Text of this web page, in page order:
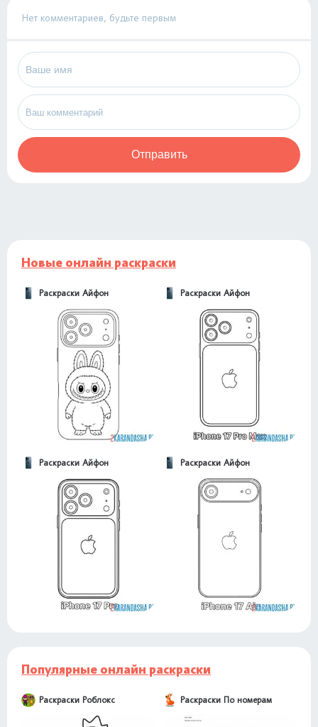
Нет комментариев, будьте первым
Отправить
Новые онлайн раскраски
Раскраски Айфон Раскраски Айфон
Раскраски Айфон Раскраски Айфон
Популярные онлайн раскраски
Раскраски Роблокс Раскраски По номерам